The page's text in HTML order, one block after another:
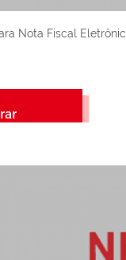
Nota Fiscal